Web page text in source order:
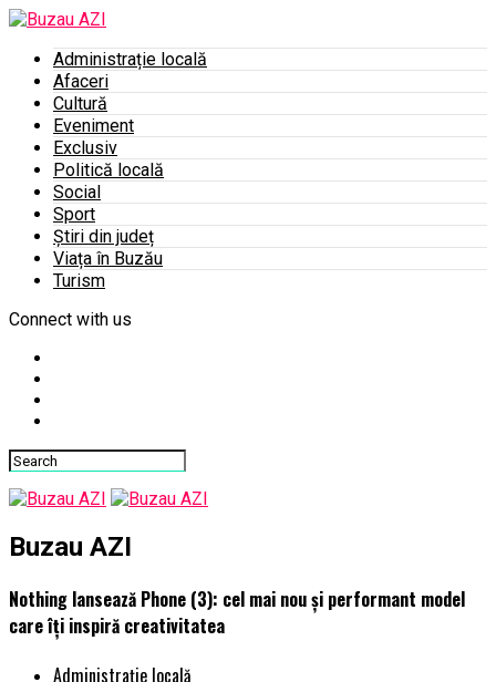
Administrație locală
Afaceri
Cultură
Eveniment
Exclusiv
Politică locală
Social
Sport
Știri din județ
Viața în Buzău
Turism
Connect with us
Buzau AZI
Nothing lansează Phone (3): cel mai nou și performant model
care îți inspiră creativitatea
Administrație locală